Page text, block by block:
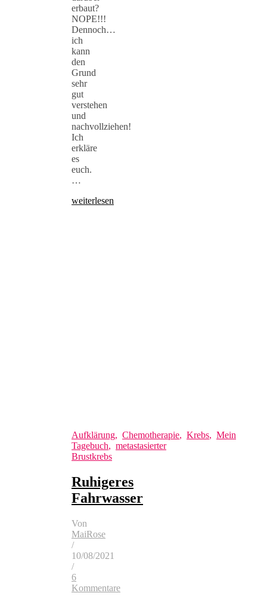
erbaut?
NOPE!!!
Dennoch…
ich
kann
den
Grund
sehr
gut
verstehen
und
nachvollziehen!
Ich
erkläre
es
euch.
…
weiterlesen
Aufklärung, Chemotherapie, Krebs, Mein
Tagebuch, metastasierter
Brustkrebs
Ruhigeres
Fahrwasser
Von
MaiRose
/
10/08/2021
/
6
Kommentare